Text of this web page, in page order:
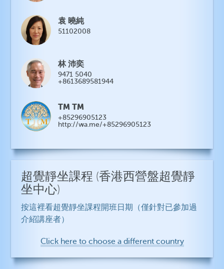
袁 曉純
51102008
林 沛奕
9471 5040
+8613689581944
TM TM
+85296905123
http://wa.me/+85296905123
超覺靜坐課程 (香港西營盤超覺靜
坐中心)
按這裡看超覺靜坐課程開班日期（僅針對已參加過
介紹講座者）
Click here to choose a different country